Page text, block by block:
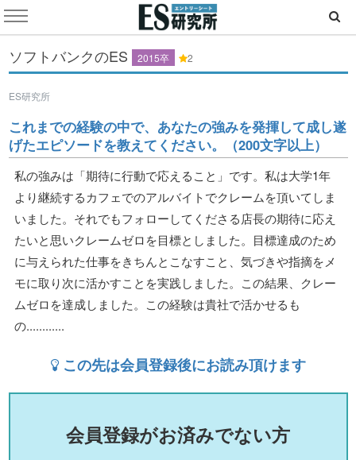
ソフトバンクのES 2015卒 2
ES研究所
これまでの経験の中で、あなたの強みを発揮して成し遂
げたエピソードを教えてください。（200文字以上）
私の強みは「期待に行動で応えること」です。私は大学1年
より継続するカフェでのアルバイトでクレームを頂いてしま
いました。それでもフォローしてくださる店長の期待に応え
たいと思いクレームゼロを目標としました。目標達成のため
に与えられた仕事をきちんとこなすこと、気づきや指摘をメ
モに取り次に活かすことを実践しました。この結果、クレー
ムゼロを達成しました。この経験は貴社で活かせるも
の............
この先は会員登録後にお読み頂けます
会員登録がお済みでない方